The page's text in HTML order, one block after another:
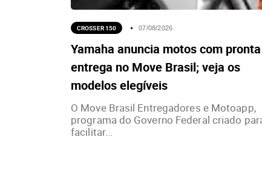
CROSSER 150 07/08/2026
Yamaha anuncia motos com pronta
entrega no Move Brasil; veja os
modelos elegíveis
O Move Brasil Entregadores e Motoapp,
programa do Governo Federal criado
facilitar...